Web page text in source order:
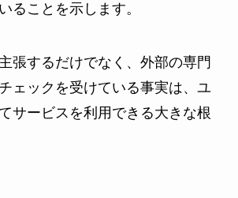
ることを示します。
張するだけでなく、外部の専門
ェックを受けている事実は、ユ
サービスを利用できる大きな根